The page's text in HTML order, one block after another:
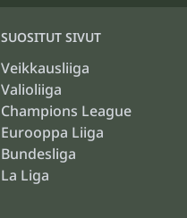
SUOSITUT SIVUT
Veikkausliiga
Valioliiga
Champions League
Eurooppa Liiga
Bundesliga
La Liga